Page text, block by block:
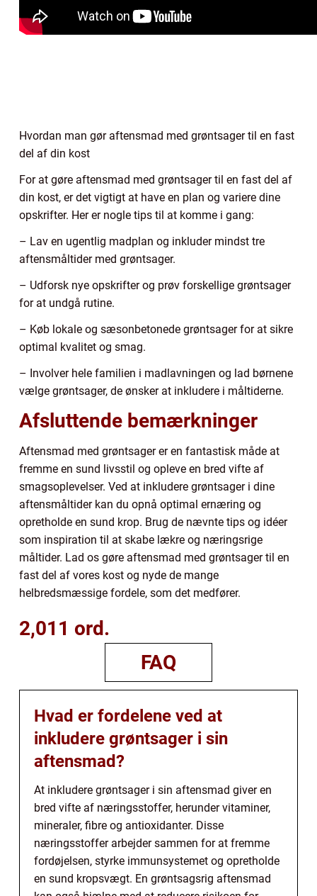
Hvordan man gør aftensmad med grøntsager til en fast
del af din kost
For at gøre aftensmad med grøntsager til en fast del af
din kost, er det vigtigt at have en plan og variere dine
opskrifter. Her er nogle tips til at komme i gang:
– Lav en ugentlig madplan og inkluder mindst tre
aftensmåltider med grøntsager.
– Udforsk nye opskrifter og prøv forskellige grøntsager
for at undgå rutine.
– Køb lokale og sæsonbetonede grøntsager for at sikre
optimal kvalitet og smag.
– Involver hele familien i madlavningen og lad børnene
vælge grøntsager, de ønsker at inkludere i måltiderne.
Afsluttende bemærkninger
Aftensmad med grøntsager er en fantastisk måde at
fremme en sund livsstil og opleve en bred vifte af
smagsoplevelser. Ved at inkludere grøntsager i dine
aftensmåltider kan du opnå optimal ernæring og
opretholde en sund krop. Brug de nævnte tips og idéer
som inspiration til at skabe lækre og næringsrige
måltider. Lad os gøre aftensmad med grøntsager til en
fast del af vores kost og nyde de mange
helbredsmæssige fordele, som det medfører.
2,011 ord.
FAQ
Hvad er fordelene ved at
inkludere grøntsager i sin
aftensmad?
At inkludere grøntsager i sin aftensmad giver en
bred vifte af næringsstoffer, herunder vitaminer,
mineraler, fibre og antioxidanter. Disse
næringsstoffer arbejder sammen for at fremme
fordøjelsen, styrke immunsystemet og opretholde
en sund kropsvægt. En grøntsagsrig aftensmad